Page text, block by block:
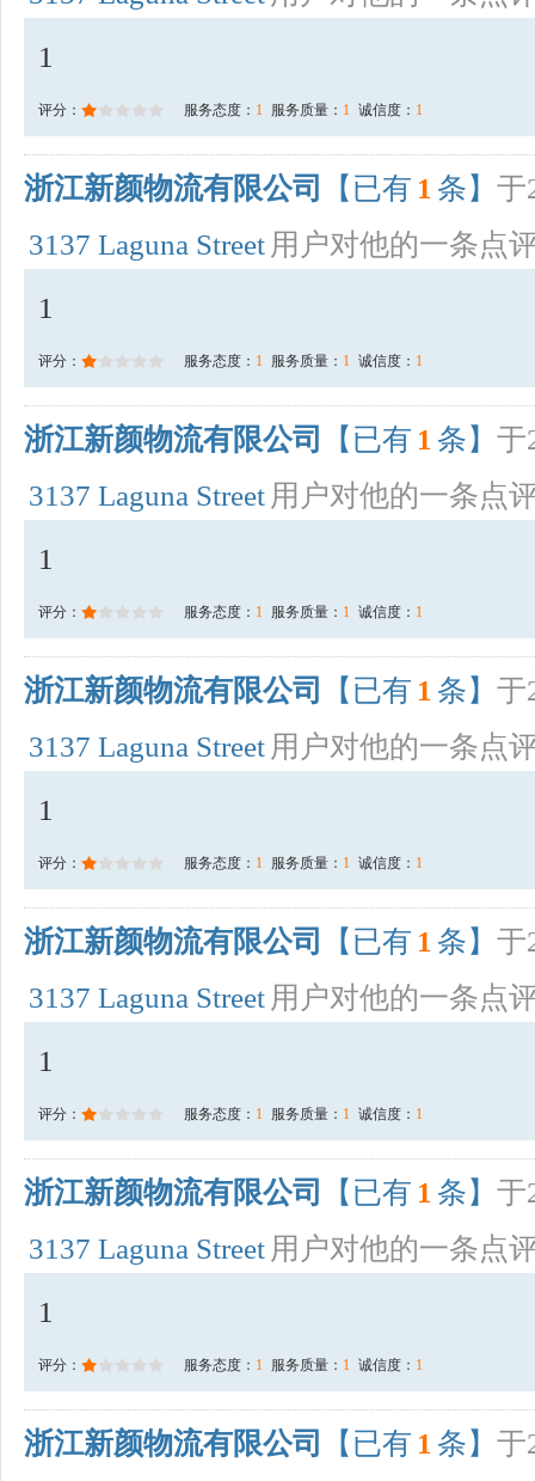
1
评分： 服务态度： 1 服务质量： 1 诚信度： 1
浙江新颜物流有限公司 【已有 1 条】 于
3137 Laguna Street 用户对他的一条点
1
评分： 服务态度： 1 服务质量： 1 诚信度： 1
浙江新颜物流有限公司 【已有 1 条】 于
3137 Laguna Street 用户对他的一条点
1
评分： 服务态度： 1 服务质量： 1 诚信度： 1
浙江新颜物流有限公司 【已有 1 条】 于
3137 Laguna Street 用户对他的一条点
1
评分： 服务态度： 1 服务质量： 1 诚信度： 1
浙江新颜物流有限公司 【已有 1 条】 于
3137 Laguna Street 用户对他的一条点
1
评分： 服务态度： 1 服务质量： 1 诚信度： 1
浙江新颜物流有限公司 【已有 1 条】 于
3137 Laguna Street 用户对他的一条点
1
评分： 服务态度： 1 服务质量： 1 诚信度： 1
浙江新颜物流有限公司 【已有 1 条】 于